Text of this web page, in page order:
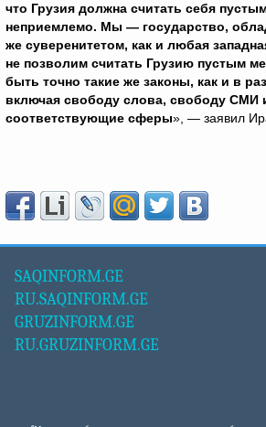
что Грузия должна считать себя
неприемлемо. Мы — государство,
же суверенитетом, как и любая
не позволим считать Грузию пустым
быть точно такие же законы, как и в
включая свободу слова, свободу СМИ
соответствующие сферы», — заявил
SAQINFORM.GE
RU.SAQINFORM.GE
GRUZINFORM.GE
RU.GRUZINFORM.GE